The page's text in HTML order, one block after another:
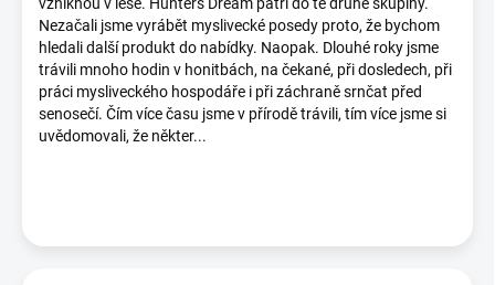
Nezačali jsme vyrábět myslivecké posedy proto, že bychom
hledali další produkt do nabídky. Naopak. Dlouhé roky jsme
trávili mnoho hodin v honitbách, na čekané, při dosledech, při
práci mysliveckého hospodáře i při záchraně srnčat před
senosečí. Čím více času jsme v přírodě trávili, tím více jsme si
uvědomovali, že někter...